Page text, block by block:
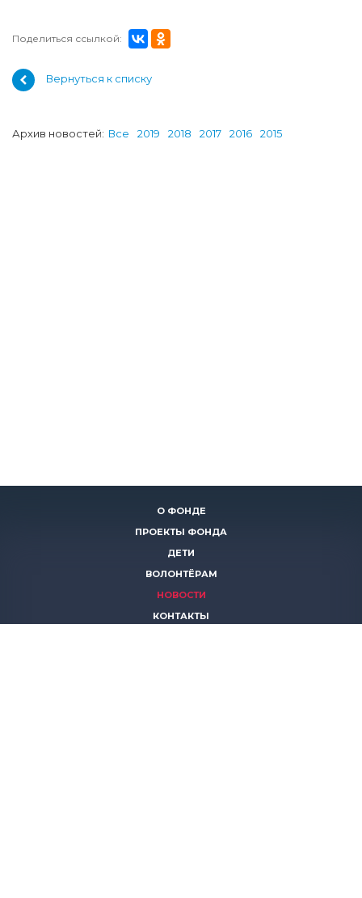
Поделиться ссылкой:
Вернуться к списку
Архив новостей: Все 2019 2018 2017 2016 2015
О ФОНДЕ
ПРОЕКТЫ ФОНДА
ДЕТИ
ВОЛОНТЁРАМ
НОВОСТИ
КОНТАКТЫ